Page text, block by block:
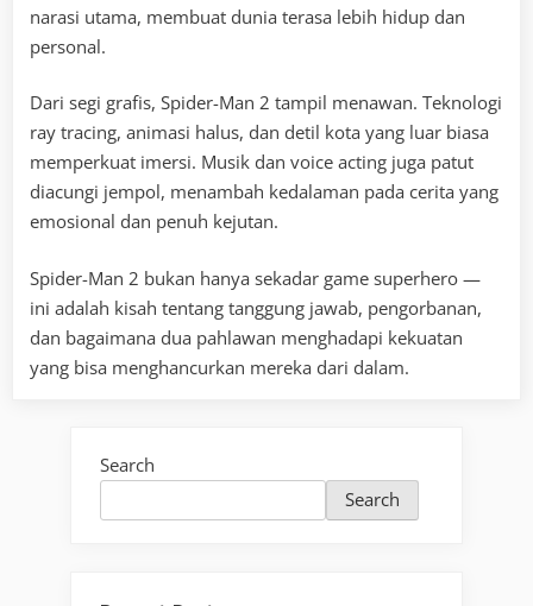
narasi utama, membuat dunia terasa lebih hidup dan
personal.
Dari segi grafis, Spider-Man 2 tampil menawan. Teknologi
ray tracing, animasi halus, dan detil kota yang luar biasa
memperkuat imersi. Musik dan voice acting juga patut
diacungi jempol, menambah kedalaman pada cerita yang
emosional dan penuh kejutan.
Spider-Man 2 bukan hanya sekadar game superhero —
ini adalah kisah tentang tanggung jawab, pengorbanan,
dan bagaimana dua pahlawan menghadapi kekuatan
yang bisa menghancurkan mereka dari dalam.
Search
Search